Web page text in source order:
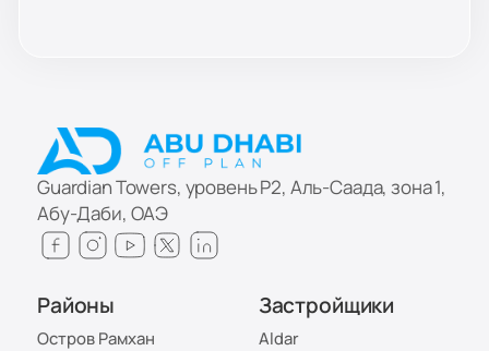
Guardian Towers, уровень P2, Аль-Саада, зона 1,
Абу-Даби, ОАЭ
Районы
Остров Рамхан
Застройщики
Aldar